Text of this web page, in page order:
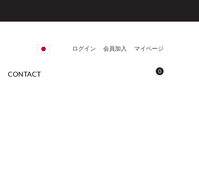
ログイン 会員加入 マイページ
CONTACT 0